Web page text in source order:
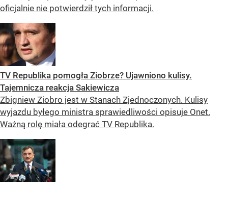
oficjalnie nie potwierdził tych informacji.
TV Republika pomogła Ziobrze? Ujawniono kulisy.
Tajemnicza reakcja Sakiewicza
Zbigniew Ziobro jest w Stanach Zjednoczonych. Kulisy
wyjazdu byłego ministra sprawiedliwości opisuje Onet.
Ważną rolę miała odegrać TV Republika.